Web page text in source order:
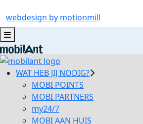
webdesign by motionmill
WAT HEB JIJ NODIG?
MOBI POINTS
MOBI PARTNERS
my24/7
MOBI AAN HUIS